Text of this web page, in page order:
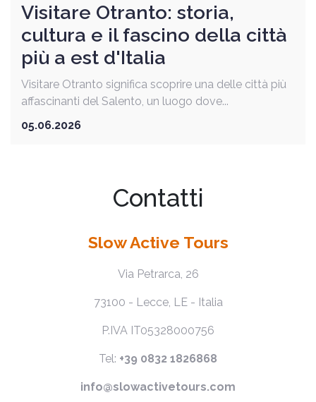
Visitare Otranto: storia,
cultura e il fascino della città
più a est d'Italia
Visitare Otranto significa scoprire una delle città più
affascinanti del Salento, un luogo dove...
05.06.2026
Contatti
Slow Active Tours
Via Petrarca, 26
73100 - Lecce, LE - Italia
P.IVA IT05328000756
Tel: +39 0832 1826868
info@slowactivetours.com